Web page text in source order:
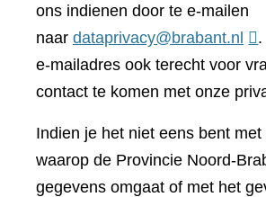
ons indienen door te e-mailen
naar dataprivacy@brabant.nl
e-mailadres ook terecht voor
contact te komen met onze
Indien je het niet eens bent
waarop de Provincie Noord-
gegevens omgaat of met het